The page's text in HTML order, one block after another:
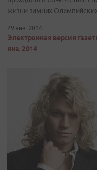
жизни зимних
29 янв. 2014
Электронная версия
янв. 2014